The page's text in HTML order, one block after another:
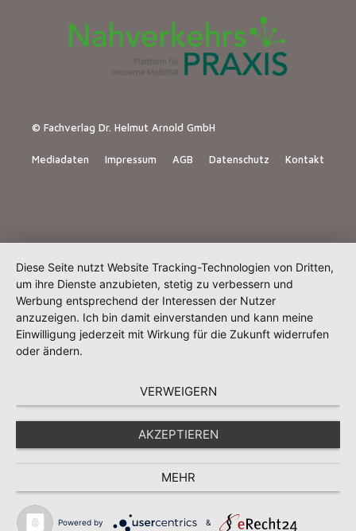
© Fachverlag Dr. Helmut Arnold GmbH
Mediadaten Impressum AGB Datenschutz Kontakt
Diese Seite nutzt Website Tracking-Technologien von Dritten,
um ihre Dienste anzubieten, stetig zu verbessern und
Werbung entsprechend der Interessen der Nutzer
anzuzeigen. Ich bin damit einverstanden und kann meine
Einwilligung jederzeit mit Wirkung für die Zukunft widerrufen
oder ändern.
VERWEIGERN
AKZEPTIEREN
MEHR
Powered by &